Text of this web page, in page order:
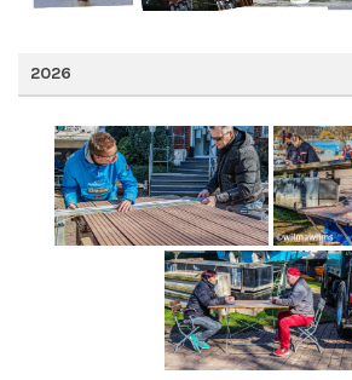
2026